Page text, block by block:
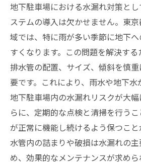
地下駐車場における水漏れ対策と
ステムの導入は欠かせません。東
域では、特に雨が多い季節に地下
すくなります。この問題を解決す
排水管の配置、サイズ、傾斜を慎
要です。これにより、雨水や地下水
地下駐車場内の水漏れリスクが大
らに、定期的な点検と清掃を行う
が正常に機能し続けるよう保つこ
水管内の詰まりや破損は水漏れの
め、効果的なメンテナンスが求めら